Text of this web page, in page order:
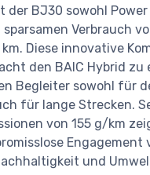
der BJ30 sowohl Power
sparsamen Verbrauch
Diese innovative
den BAIC Hybrid zu
Begleiter sowohl für
für lange Strecken.
von 155 g/km
Engagement
und